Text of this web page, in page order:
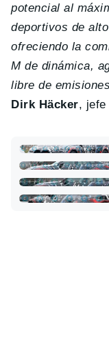
potencial al
deportivos de
ofreciendo la
M de dinámica,
libre de
Dirk Häcker, jefe